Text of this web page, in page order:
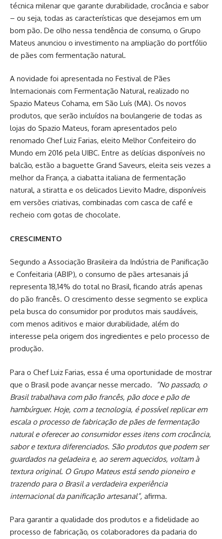
técnica milenar que garante durabilidade, crocância e sabor
– ou seja, todas as características que desejamos em um
bom pão. De olho nessa tendência de consumo, o Grupo
Mateus anunciou o investimento na ampliação do portfólio
de pães com fermentação natural.
A novidade foi apresentada no Festival de Pães
Internacionais com Fermentação Natural, realizado no
Spazio Mateus Cohama, em São Luís (MA). Os novos
produtos, que serão incluídos na boulangerie de todas as
lojas do Spazio Mateus, foram apresentados pelo
renomado Chef Luiz Farias, eleito Melhor Confeiteiro do
Mundo em 2016 pela UIBC. Entre as delícias disponíveis no
balcão, estão a baguette Grand Saveurs, eleita seis vezes a
melhor da França, a ciabatta italiana de fermentação
natural, a stiratta e os delicados Lievito Madre, disponíveis
em versões criativas, combinadas com casca de café e
recheio com gotas de chocolate.
CRESCIMENTO
Segundo a Associação Brasileira da Indústria de Panificação
e Confeitaria (ABIP), o consumo de pães artesanais já
representa 18,14% do total no Brasil, ficando atrás apenas
do pão francês. O crescimento desse segmento se explica
pela busca do consumidor por produtos mais saudáveis,
com menos aditivos e maior durabilidade, além do
interesse pela origem dos ingredientes e pelo processo de
produção.
Para o Chef Luiz Farias, essa é uma oportunidade de mostrar
que o Brasil pode avançar nesse mercado.
“No passado, o
Brasil trabalhava com pão francês, pão doce e pão de
hambúrguer. Hoje, com a tecnologia, é possível replicar em
escala o processo de fabricação de pães de fermentação
natural e oferecer ao consumidor esses itens com crocância,
sabor e textura diferenciados. São produtos que podem ser
guardados na geladeira e, ao serem aquecidos, voltam à
textura original. O Grupo Mateus está sendo pioneiro e
trazendo para o Brasil a verdadeira experiência
internacional da panificação artesanal”, afirma.
Para garantir a qualidade dos produtos e a fidelidade ao
processo de fabricação, os colaboradores da padaria do